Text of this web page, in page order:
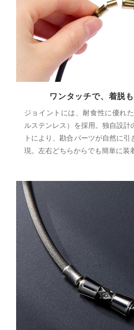
ワンタッチで、着脱
ジョイントには、耐食性に優れ
ルステンレス）を採用。独自設計
トにより、勘合パーツが自然に
現。左右どちらからでも簡単に装